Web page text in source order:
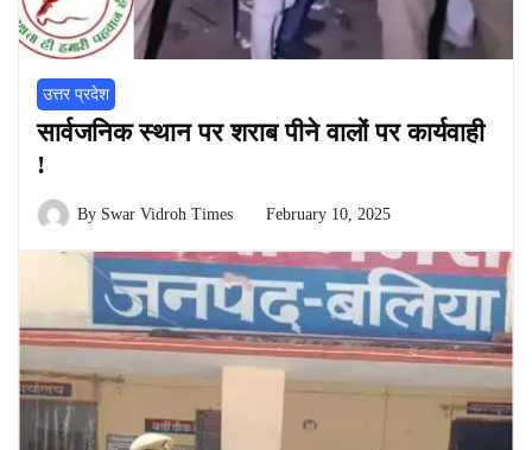
उत्तर प्रदेश
सार्वजनिक स्थान पर शराब पीने वालों पर कार्यवाही
!
By Swar Vidroh Times February 10, 2025